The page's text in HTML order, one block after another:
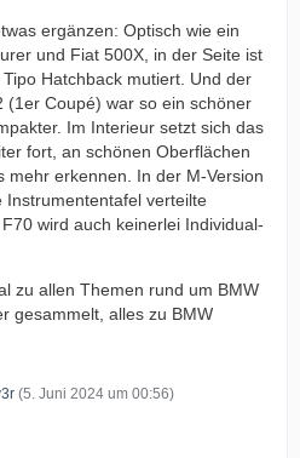
ergänzen: Optisch wie ein
und Fiat 500X, in der Seite ist
Hatchback mutiert. Und der
(1er Coupé) war so ein schöner
Im Interieur setzt sich das
fort, an schönen Oberflächen
mehr erkennen. In der M-Version
Instrumententafel verteilte
wird auch keinerlei Individual-
zu allen Themen rund um BMW
gesammelt, alles zu BMW
(5. Juni 2024 um 00:56)